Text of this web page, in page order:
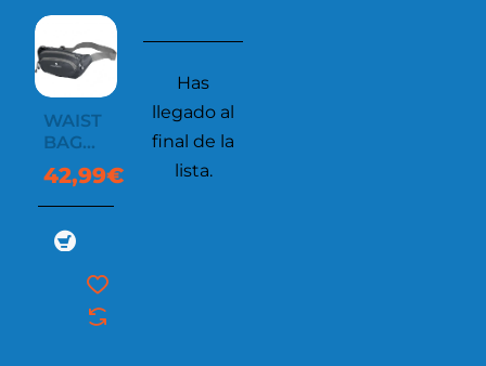
WAIST
BAG
SUTTON
42,99€
Has
llegado al
final de la
lista.